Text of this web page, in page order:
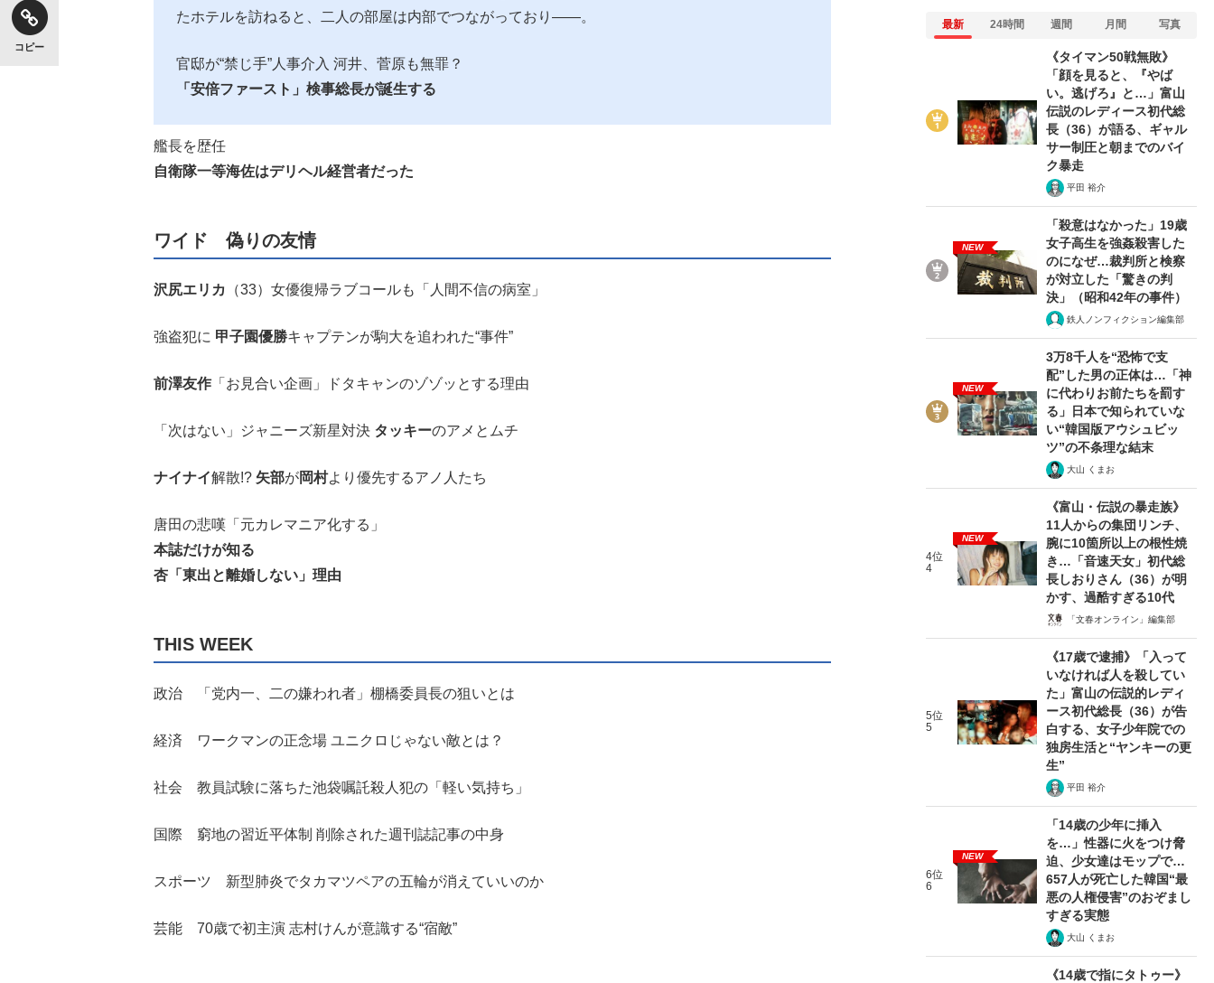
コピー
たホテルを訪ねると、二人の部屋は内部でつながっており――。
官邸が“禁じ手”人事介入 河井、菅原も無罪？
「安倍ファースト」検事総長が誕生する
艦長を歴任
自衛隊一等海佐はデリヘル経営者だった
ワイド 偽りの友情
沢尻エリカ （33）女優復帰ラブコールも「人間不信の病室」
強盗犯に 甲子園優勝キャプテンが駒大を追われた“事件”
前澤友作 「お見合い企画」ドタキャンのゾゾッとする理由
「次はない」ジャニーズ新星対決 タッキーのアメとムチ
ナイナイ解散!? 矢部が岡村より優先するアノ人たち
唐田の悲嘆「元カレマニア化する」
本誌だけが知る
杏「東出と離婚しない」理由
THIS WEEK
政治 「党内一、二の嫌われ者」棚橋委員長の狙いとは
経済 ワークマンの正念場 ユニクロじゃない敵とは？
社会 教員試験に落ちた池袋嘱託殺人犯の「軽い気持ち」
国際 窮地の習近平体制 削除された週刊誌記事の中身
スポーツ 新型肺炎でタカマツペアの五輪が消えていいのか
芸能 70歳で初主演 志村けんが意識する“宿敵”
最新 24時間 週間 月間 写真
《タイマン50戦無敗》
「顔を見ると、『やば
い。逃げろ』と…」富山
伝説のレディース初代総
長（36）が語る、ギャル
サー制圧と朝までのバイ
ク暴走
平田 裕介
NEW
「殺意はなかった」19歳
女子高生を強姦殺害した
のになぜ…裁判所と検察
が対立した「驚きの判
決」（昭和42年の事件）
鉄人ノンフィクション編集部
NEW
3万8千人を“恐怖で支
配”した男の正体は…「神
に代わりお前たちを罰す
る」日本で知られていな
い“韓国版アウシュビッ
ツ”の不条理な結末
大山 くまお
4位
4
NEW
《富山・伝説の暴走族》
11人からの集団リンチ、
腕に10箇所以上の根性焼
き…「音速天女」初代総
長しおりさん（36）が明
かす、過酷すぎる10代
「文春オンライン」編集部
5位
5
《17歳で逮捕》「入って
いなければ人を殺してい
た」富山の伝説的レディ
ース初代総長（36）が告
白する、女子少年院での
独房生活と“ヤンキーの更
生”
平田 裕介
6位
6
NEW
「14歳の少年に挿入
を…」性器に火をつけ脅
迫、少女達はモップで…
657人が死亡した韓国“最
悪の人権侵害”のおぞまし
すぎる実態
大山 くまお
《14歳で指にタトゥー》